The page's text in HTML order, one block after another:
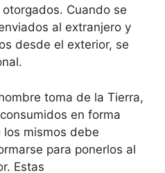
Cuando se
al extranjero y
desde el exterior, se
toma de la Tierra,
en forma
mismos debe
para ponerlos al
Estas